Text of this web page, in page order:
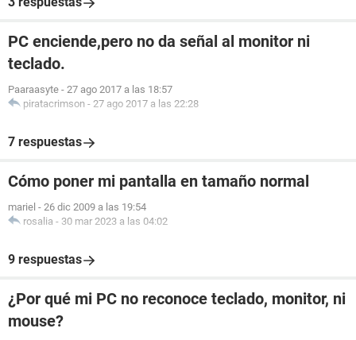
PC enciende,pero no da señal al monitor ni
teclado.
Paaraasyte - 27 ago 2017 a las 18:57
piratacrimson - 27 ago 2017 a las 22:28
7 respuestas
Cómo poner mi pantalla en tamaño normal
mariel - 26 dic 2009 a las 19:54
rosalia - 30 mar 2023 a las 04:02
9 respuestas
¿Por qué mi PC no reconoce teclado, monitor, ni
mouse?